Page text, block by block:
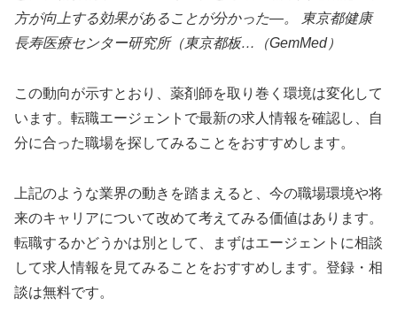
方が向上する効果があることが分かった―。 東京都健康
長寿医療センター研究所（東京都板…（GemMed）
この動向が示すとおり、薬剤師を取り巻く環境は変化して
います。転職エージェントで最新の求人情報を確認し、自
分に合った職場を探してみることをおすすめします。
上記のような業界の動きを踏まえると、今の職場環境や将
来のキャリアについて改めて考えてみる価値はあります。
転職するかどうかは別として、まずはエージェントに相談
して求人情報を見てみることをおすすめします。登録・相
談は無料です。